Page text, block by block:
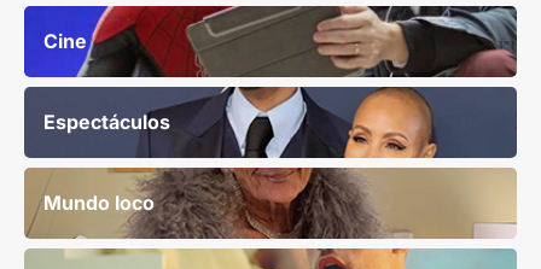
Cine
Espectáculos
Mundo loco